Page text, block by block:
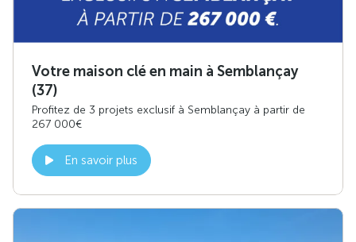
Votre maison clé en main à Semblançay
(37)
Profitez de 3 projets exclusif à Semblançay à partir de
267 000€
En savoir plus